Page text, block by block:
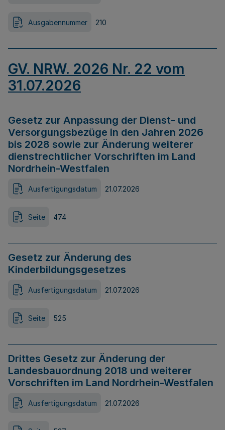
Ausgabennummer 210
GV. NRW. 2026 Nr. 22 vom
31.07.2026
Gesetz zur Anpassung der Dienst- und
Versorgungsbezüge in den Jahren 2026
bis 2028 sowie zur Änderung weiterer
dienstrechtlicher Vorschriften im Land
Nordrhein-Westfalen
Ausfertigungsdatum 21.07.2026
Seite 474
Gesetz zur Änderung des
Kinderbildungsgesetzes
Ausfertigungsdatum 21.07.2026
Seite 525
Drittes Gesetz zur Änderung der
Landesbauordnung 2018 und weiterer
Vorschriften im Land Nordrhein-Westfalen
Ausfertigungsdatum 21.07.2026